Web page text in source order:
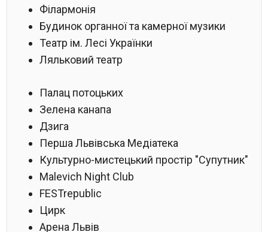
Філармонія
Будинок органної та камерної музики
Театр ім. Лесі Українки
Ляльковий театр
Палац потоцьких
Зелена канапа
Дзига
Перша Львівська Медіатека
Культурно-мистецький простір "Супутник"
Malevich Night Club
FESTrepublic
Цирк
Арена Львів